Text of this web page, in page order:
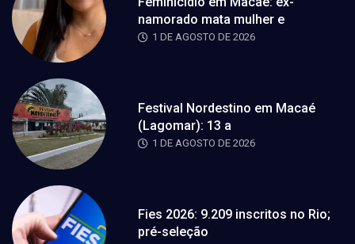
namorado mata mulher e
1 DE AGOSTO DE 2026
Festival Nordestino em Macaé
(Lagomar): 13 a
1 DE AGOSTO DE 2026
Fies 2026: 9.209 inscritos no Rio;
pré-seleção